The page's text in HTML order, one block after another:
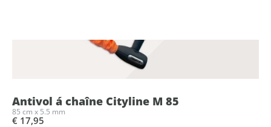
Antivol á chaîne Cityline M 85
85 cm x 5.5 mm
€ 17,95